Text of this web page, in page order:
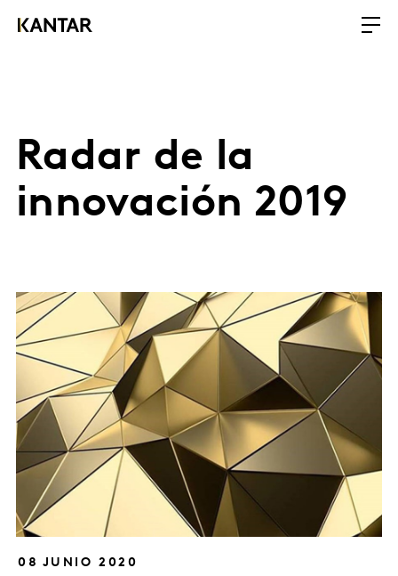
Radar de la
innovación 2019
08 JUNIO 2020